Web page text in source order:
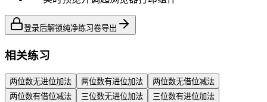
登录后解锁纯净练习卷导出
相关练习
两位数无进位加法 两位数有进位加法
两位数无借位减法
两位数有借位减法
三位数无进位加法
三位数有进位加法